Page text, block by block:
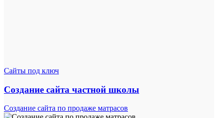
Сайты под ключ
Создание сайта частной школы
Создание сайта по продаже матрасов